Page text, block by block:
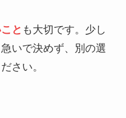
と も大切です。少し
いで決めず、別の選
さい。